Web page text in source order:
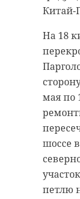
Китай-
На 18
мая по
шоссе
петлю
служба
Из
раза -